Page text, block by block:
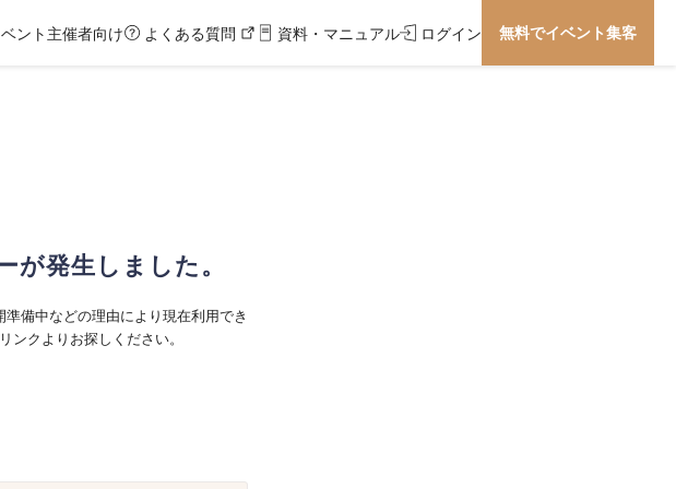
ント主催者向け よくある質問 資料・マニュアル ログイン 無料でイベント集客
が発生しました。
備中などの理由により現在利用でき
ンクよりお探しください。